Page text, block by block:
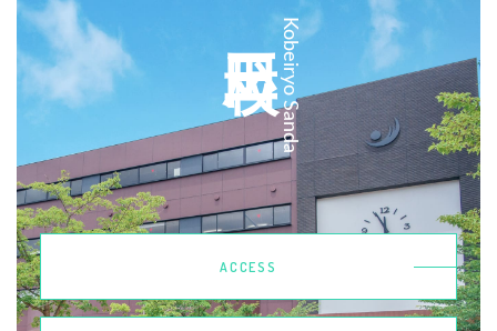
Kobeiryo Sanda
ACCESS